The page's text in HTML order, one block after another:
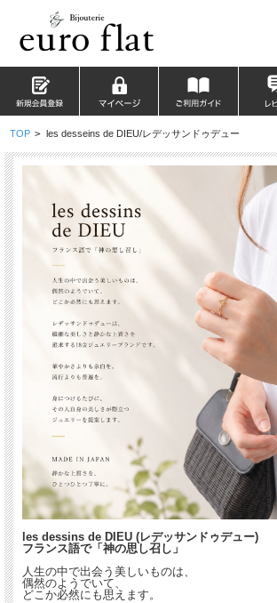
TOP > les desseins de DIEU/レデッサンドゥデュー
les dessins de DIEU (レデッサンドゥデュー)
フランス語で「神の思し召し」
人生の中で出会う美しいものは、
偶然のようでいて、
どこか必然にも思えます。